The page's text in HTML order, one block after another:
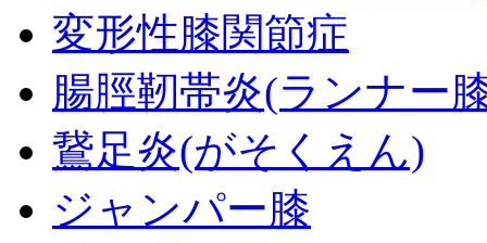
変形性膝関節症
腸脛靭帯炎(ランナー
鵞足炎(がそくえん)
ジャンパー膝